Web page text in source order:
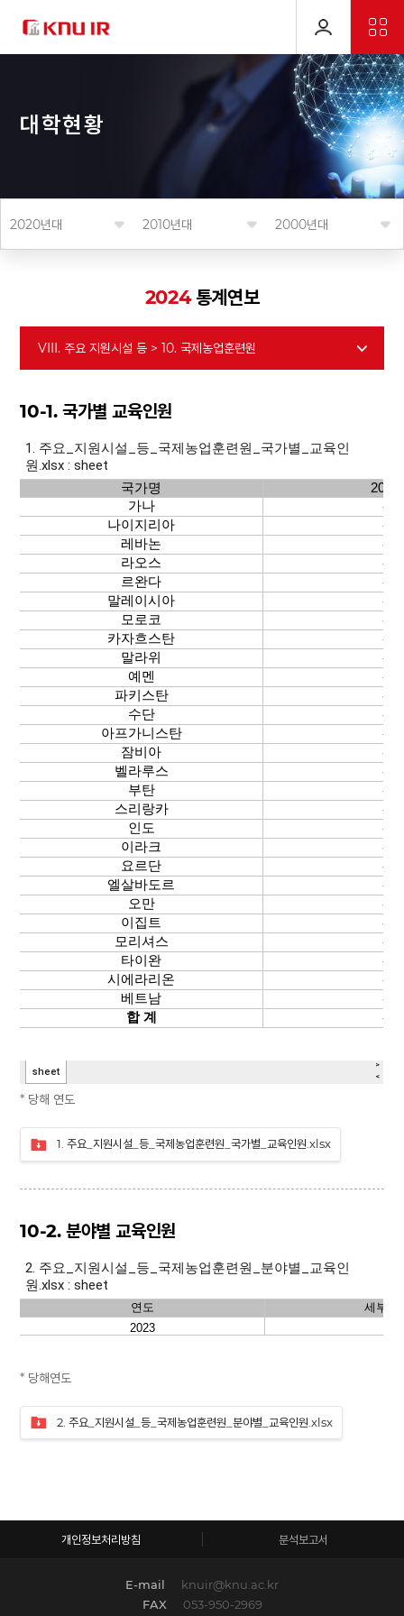
대 학현황
2020년대 2010년대 2000년대
2024통계연보
VIII. 주요 지원시설 등 > 10. 국제농업훈련원
10-1. 국가별 교육인원
* 당해 연도
1. 주요_지원시설_등_국제농업훈련원_국가별_교육인원.xlsx
10-2. 분야별 교육인원
* 당해연도
2. 주요_지원시설_등_국제농업훈련원_분야별_교육인원.xlsx
개인정보처리방침 분석보고서
E-mail
knuir@knu.ac.kr
FAX
053-950-2969